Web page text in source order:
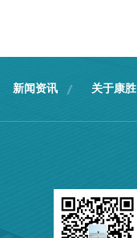
新闻资讯 关于康胜